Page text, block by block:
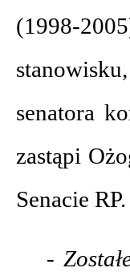
(1998-
senatora
zastąpi
Senacie RP.
-